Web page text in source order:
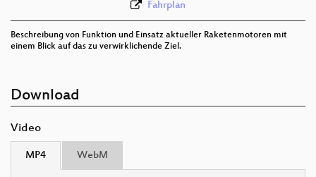
Fahrplan
Beschreibung von Funktion und Einsatz aktueller Raketenmotoren mit
einem Blick auf das zu verwirklichende Ziel.
Download
Video
MP4 WebM